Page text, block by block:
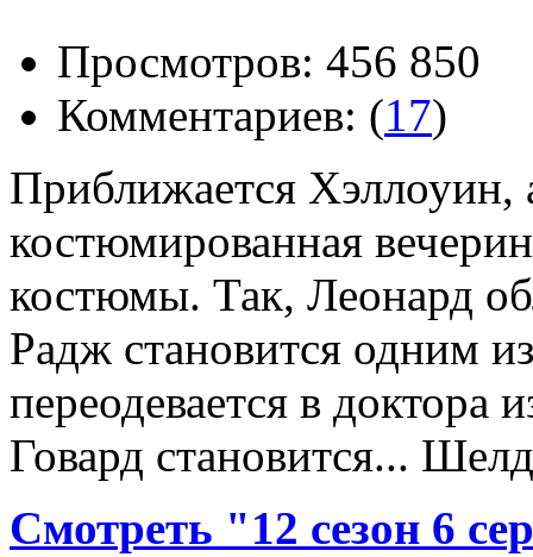
Просмотров: 456 850
Комментариев: (17)
Приближается Хэллоуин,
костюмированная
костюмы. Так, Леонард
Радж становится одним
переодевается в
Говард становится...
Смотреть "12 сезон 6